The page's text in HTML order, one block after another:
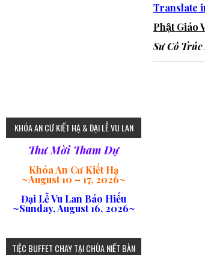
Translate
Phật Giáo
Sư Cô
KHÓA AN CƯ KIẾT HẠ & ĐẠI LỄ VU LAN
Thư Mời Tham Dự
Khóa An Cư Kiết Hạ
~August 10 – 17, 2026~
Đại Lễ Vu Lan Báo Hiếu
~Sunday, August 16, 2026~
TIỆC BUFFET CHAY TẠI CHÙA NIẾT BÀN